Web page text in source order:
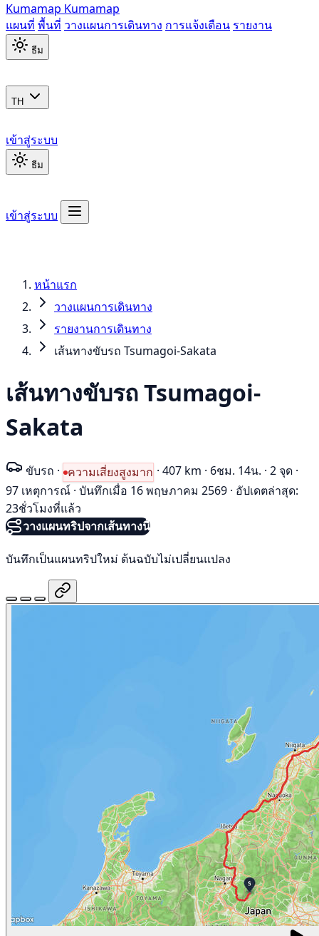
Kumamap Kumamap
แผนที่ พื้นที่ วางแผนการเดินทาง การแจ้งเตือน รายงาน
ธีม
TH
เข้าสู่ระบบ
ธีม
เข้าสู่ระบบ
หน้าแรก
วางแผนการเดินทาง
รายงานการเดินทาง
เส้นทางขับรถ Tsumagoi-Sakata
เส้นทางขับรถ Tsumagoi-
Sakata
ขับรถ · ความเสี่ยงสูงมาก · 407 km · 6ชม. 14น. · 2 จุด ·
97 เหตุการณ์ · บันทึกเมื่อ 16 พฤษภาคม 2569 · อัปเดตล่าสุด:
23ชั่วโมงที่แล้ว
วางแผนทริปจากเส้นทางนี้
บันทึกเป็นแผนทริปใหม่ ต้นฉบับไม่เปลี่ยนแปลง